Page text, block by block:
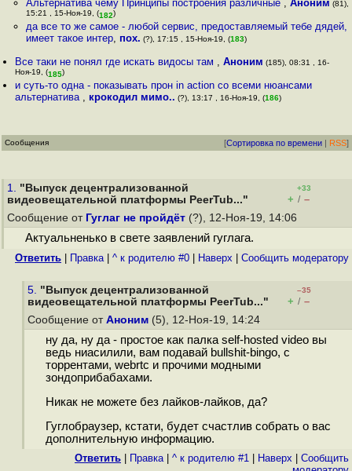
Альтернатива чему Принципы построения различные , Аноним (81),
15:21 , 15-Ноя-19, (182)
да все то же самое - любой сервис, предоставляемый тебе дядей,
имеет такое интер, пох. (?), 17:15 , 15-Ноя-19, (183)
Все таки не понял где искать видосы там ,Аноним (185), 08:31 , 16-
Ноя-19, (185)
и суть-то одна - показывать прон in action со всеми нюансами
альтернатива , крокодил мимо.. (?), 13:17 , 16-Ноя-19, (186)
Сообщения [Сортировка по времени | RSS]
1. "Выпуск децентрализованной
видеовещательной платформы PeerTub..."
+33
+ / –
Сообщение от Гуглаг не пройдёт (?), 12-Ноя-19, 14:06
Актуальненько в свете заявлений гуглага.
Ответить Правка| ^ к родителю #0 Наверх Cообщить модератору
5. "Выпуск децентрализованной
видеовещательной платформы PeerTub..."
–35
+ / –
Сообщение от Аноним (5), 12-Ноя-19, 14:24
ну да, ну да - простое как палка self-hosted video вы
ведь ниасилили, вам подавай bullshit-bingo, с
торрентами, webrtc и прочими модными
зондоприбабахами.
Никак не можете без лайков-лайков, да?
Гуглобраузер, кстати, будет счастлив собрать о вас
дополнительную информацию.
Ответить Правка| ^ к родителю #1 Наверх
Cообщить